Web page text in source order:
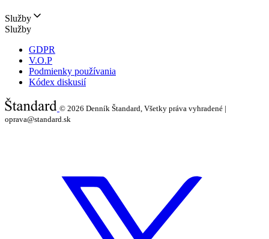
Služby
Služby
GDPR
V.O.P
Podmienky používania
Kódex diskusií
© 2026 Denník Štandard, Všetky práva vyhradené |
oprava@standard.sk